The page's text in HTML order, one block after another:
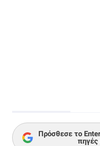
Πρόσθεσε το
πηγές